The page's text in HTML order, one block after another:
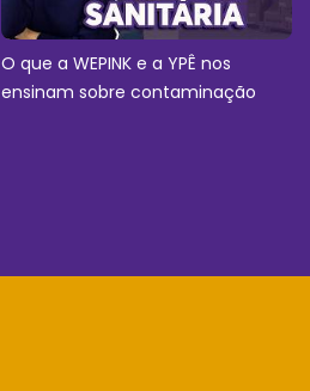
O que a WEPINK e a YPÊ nos
ensinam sobre contaminação